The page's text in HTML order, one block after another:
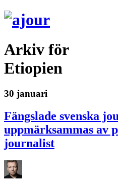
Arkiv för
Etiopien
30 januari
Fängslade svenska
uppmärksammas av
journalist